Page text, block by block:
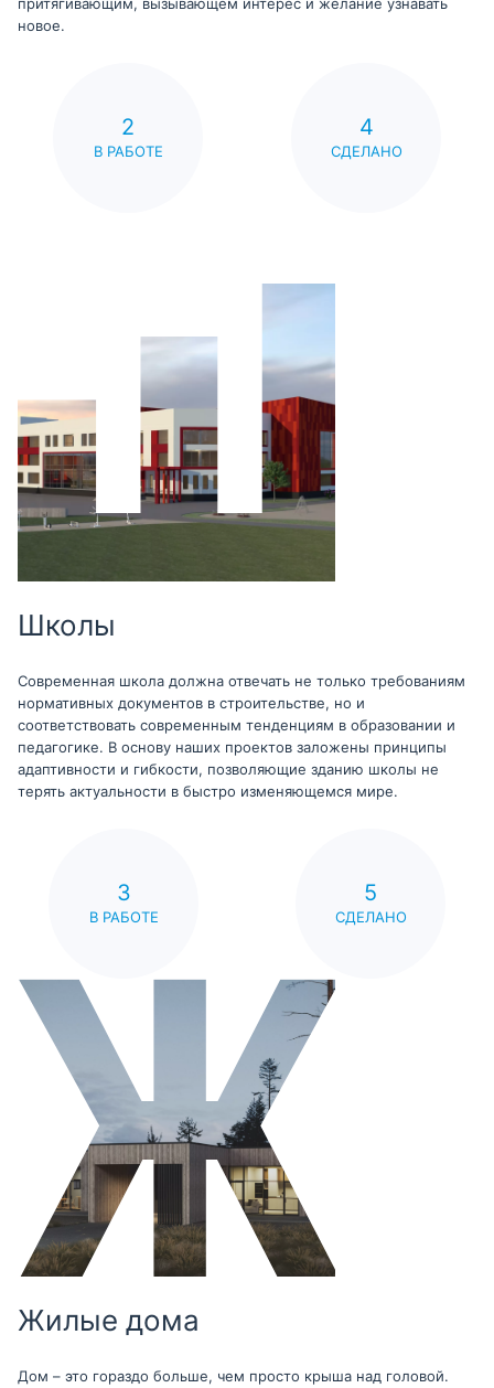
притягивающим, вызывающем интерес и желание узнавать
новое.
2
В РАБОТЕ
4
СДЕЛАНО
Школы
Современная школа должна отвечать не только требованиям
нормативных документов в строительстве, но и
соответствовать современным тенденциям в образовании и
педагогике. В основу наших проектов заложены принципы
адаптивности и гибкости, позволяющие зданию школы не
терять актуальности в быстро изменяющемся мире.
3
В РАБОТЕ
5
СДЕЛАНО
Жилые дома
Дом – это гораздо больше, чем просто крыша над головой.